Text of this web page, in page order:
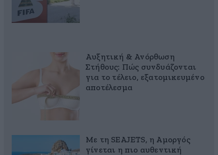
Αυξητική & Ανόρθωση
Στήθους: Πώς συνδυάζονται
για το τέλειο, εξατομικευμένο
αποτέλεσμα
Με τη SEAJETS, η Αμοργός
γίνεται η πιο αυθεντική